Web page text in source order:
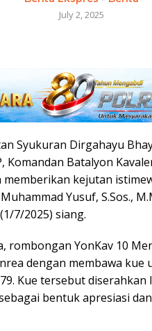
July 2, 2025
Syukuran Dirgahayu
Komandan Batalyon
kejutan
Yusuf, S.Sos.,
7/2025) siang.
rombongan YonKav 10
dengan membawa kue
Kue tersebut diserahkan
bentuk apresiasi